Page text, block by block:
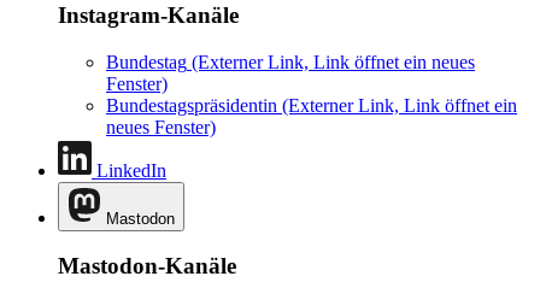
Instagram-Kanäle
Bundestag (Externer Link, Link öffnet ein neues
Fenster)
Bundestagspräsidentin (Externer Link, Link öffnet ein
neues Fenster)
LinkedIn
Mastodon
Mastodon-Kanäle